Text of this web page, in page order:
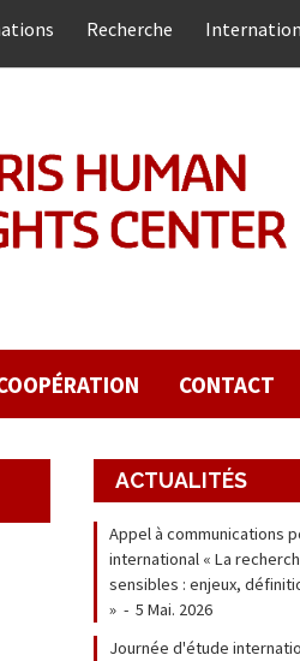
Recherche
CONTACT
ACTUALITÉS
Appel à communications
international « La
sensibles : enjeux,
» -5 Mai. 2026
Journée d'étude